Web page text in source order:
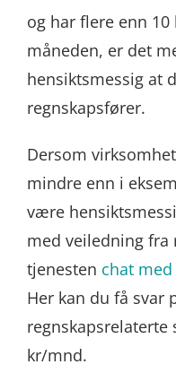
og har flere enn
måneden, er det
hensiktsmessig at
regnskapsfører.
Dersom
mindre enn i
være
med veiledning fra
tjenesten chat
Her kan du få svar
kr/mnd.